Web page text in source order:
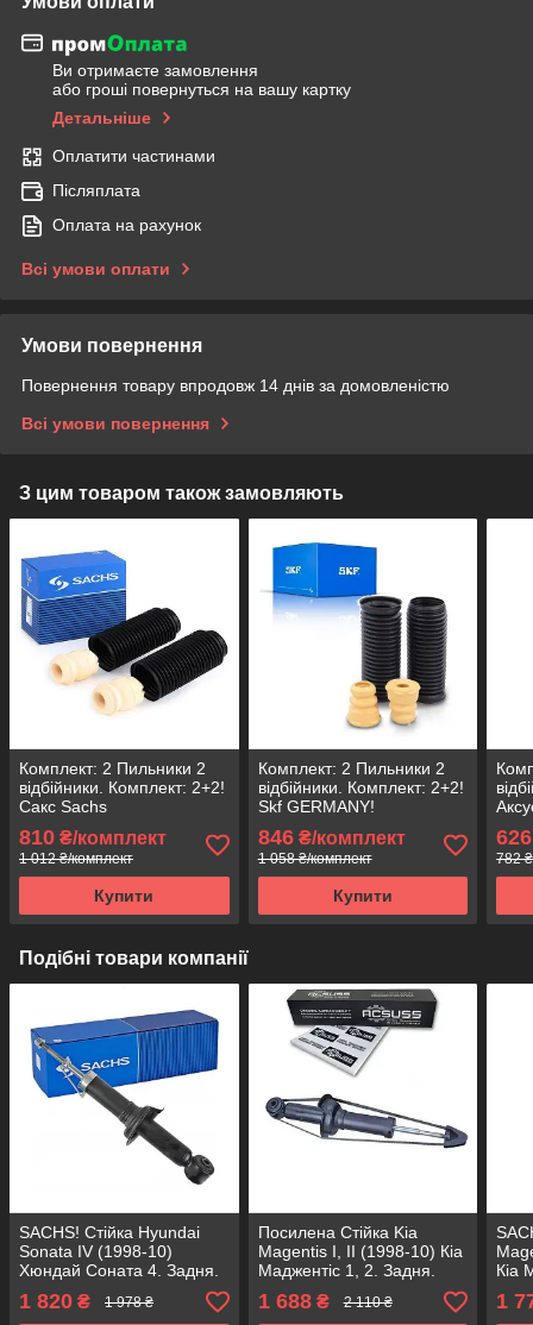
Ви отримаєте замовлення
або гроші повернуться на вашу картку
Детальніше
Оплатити частинами
Післяплата
Оплата на рахунок
Всі умови оплати
Умови повернення
Повернення товару впродовж 14 днів за домовленістю
Всі умови повернення
З цим товаром також замовляють
Комплект: 2 Пильники 2
відбійники. Комплект: 2+2!
Сакс Sachs
810 ₴/комплект
1 012 ₴/комплект
Купити
Комплект: 2 Пильники 2
відбійники. Комплект: 2+2!
Skf GERMANY!
846₴/комплект
1 058 ₴/комплект
Купити
626
782
Подібні товари компанії
SACHS! Стійка Hyundai
Sonata IV (1998-10)
Хюндай Соната 4. Задня.
317272 , 341281 САКС
1 820 ₴ 1 978 ₴
Посилена Стійка Kia
Magentis I, II (1998-10) Кіа
Маджентіс 1, 2. Задня.
317272 , 341281 KOREA
Аксусс!
1 688₴ 2 110 ₴
Кіа
1